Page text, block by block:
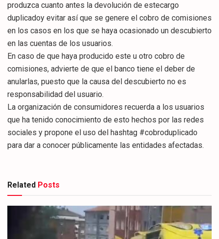
produzca cuanto antes la devolución de estecargo
duplicadoy evitar así que se genere el cobro de comisiones
en los casos en los que se haya ocasionado un descubierto
en las cuentas de los usuarios.
En caso de que haya producido este u otro cobro de
comisiones, advierte de que el banco tiene el deber de
anularlas, puesto que la causa del descubierto no es
responsabilidad del usuario.
La organización de consumidores recuerda a los usuarios
que ha tenido conocimiento de esto hechos por las redes
sociales y propone el uso del hashtag #cobroduplicado
para dar a conocer públicamente las entidades afectadas.
Related Posts